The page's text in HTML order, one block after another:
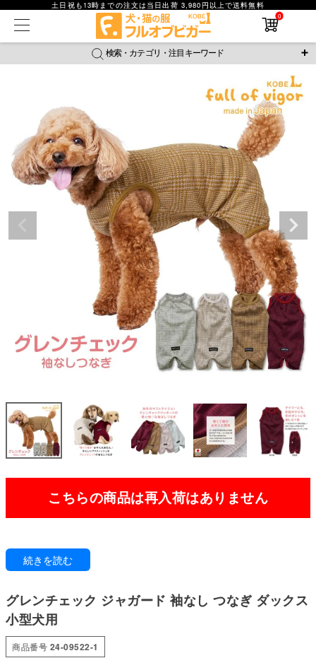
土日祝も13時までの注文は当日出荷 3,980円以上で送料無料
0
検索・カテゴリ・注目キーワード
ジャージ 防蚊 ラッシュガード
接触冷感 おそろコーデ 背中開きアイテム
新作アイテム
返品・交換について ご利用ガイド
詳細検索
在庫なし商品
在庫なし商品を表示しない
新着順
価格が安い順
価格が高い順
レビュー数順
検索
こちらの商品は再入荷はありません
“軽くて暖か”なお手入れ楽ちんの冬におすすめなブリティッシュなグレンチ
ェックの袖なしつなぎ。
秋冬のマストアイテムとして、グレンチェックジャガードが魅力です。
実現。
手洗い可能な抗ピル素材なので、お手入れも簡単です。
シワになりにくく、快適な着心地で、使い勝手の良いアイテムとして活躍し
ます。
寒い季節にぜひ取り入れたい一着です。
続きを読む
グレンチェック ジャガード 袖なし つなぎ ダックス
小型犬用
商品番号 24-09522-1